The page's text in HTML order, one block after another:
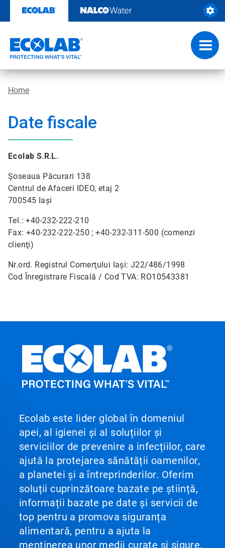
content
Home
Date fiscale
Ecolab S.R.L.
Şoseaua Păcurari 138
Centrul de Afaceri IDEO, etaj 2
700545 Iaşi
Tel.: +40-232-222-210
Fax: +40-232-222-250 ; +40-232-311-500 (comenzi
clienţi)
Nr.ord. Registrul Comerţului Iaşi: J22/486/1998
Cod Înregistrare Fiscală / Cod TVA: RO10543381
Ecolab este lider global în domeniul
apei, al igienei și al soluțiilor și
serviciilor de prevenire a infecțiilor, care
ajută la protejarea sănătății oamenilor,
a planetei și a întreprinderilor. Oferim
soluții cuprinzătoare bazate pe știință,
informații bazate pe date și servicii de
top pentru a promova siguranța
alimentară, pentru a ajuta la
menținerea unor medii curate și sigure,